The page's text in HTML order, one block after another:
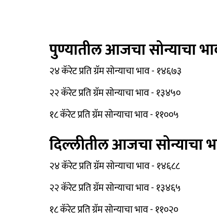
पुण्यातील आजचा सोन्याचा
२४ कॅरेट प्रति ग्रॅम सोन्याचा भाव - १४६७३
२२ कॅरेट प्रति ग्रॅम सोन्याचा भाव - १३४५०
१८ कॅरेट प्रति ग्रॅम सोन्याचा भाव - ११००५
दिल्लीतील आजचा सोन्याचा
२४ कॅरेट प्रति ग्रॅम सोन्याचा भाव - १४६८८
२२ कॅरेट प्रति ग्रॅम सोन्याचा भाव - १३४६५
१८ कॅरेट प्रति ग्रॅम सोन्याचा भाव - ११०२०